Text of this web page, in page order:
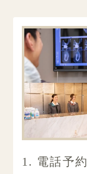
1. 電話予約